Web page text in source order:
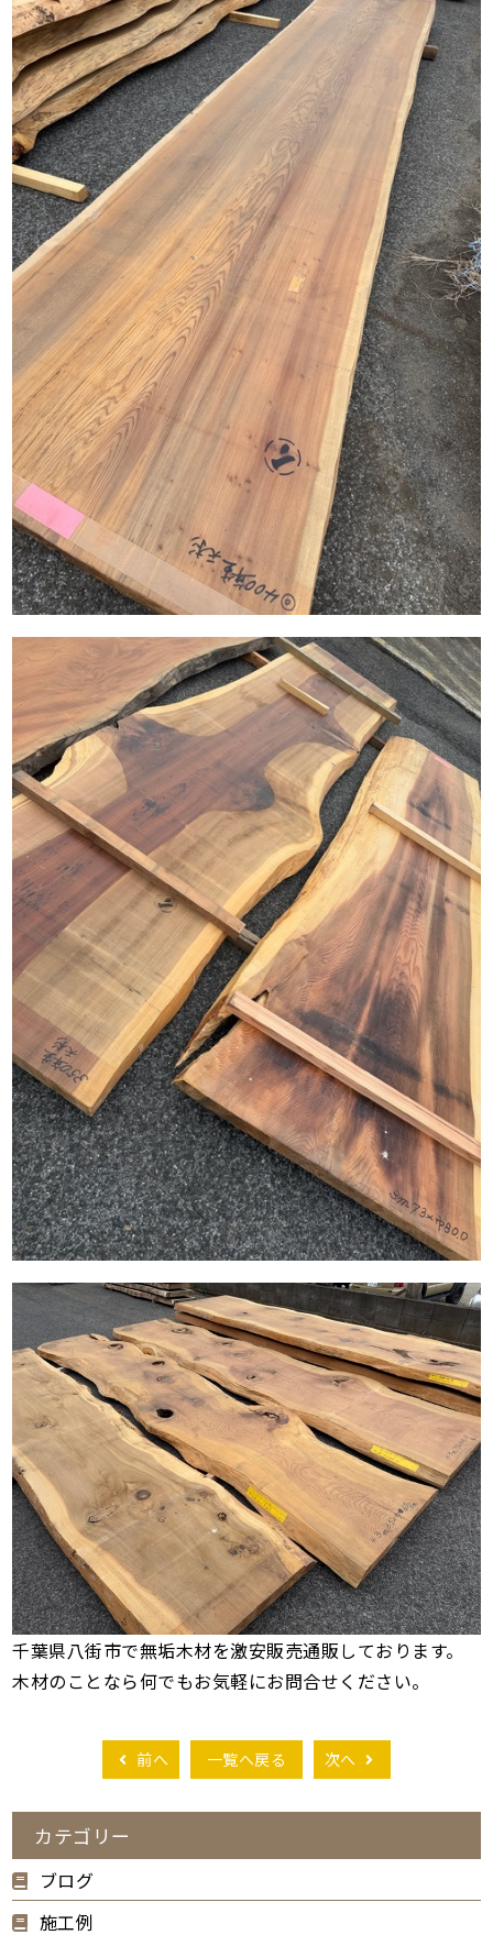
千葉県八街市で無垢木材を激安販売通販しております。
木材のことなら何でもお気軽にお問合せください。
前へ 一覧へ戻る 次へ
カテゴリー
ブログ
施工例